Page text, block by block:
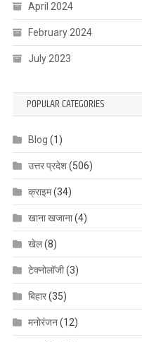
April 2024
February 2024
July 2023
POPULAR CATEGORIES
Blog (1)
उत्तर प्रदेश(506)
क्राइम(34)
खाना खजाना(4)
खेल(8)
टेक्नोलॉजी(3)
बिहार(35)
मनोरंजन(12)